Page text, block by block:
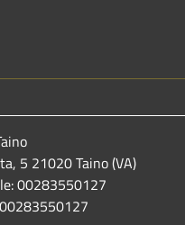
5 21020 Taino (VA)
00283550127